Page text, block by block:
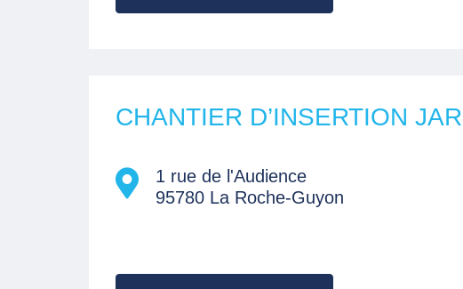
CHANTIER D’INSERTION
1 rue de l'Audience
95780 La Roche-Guyon